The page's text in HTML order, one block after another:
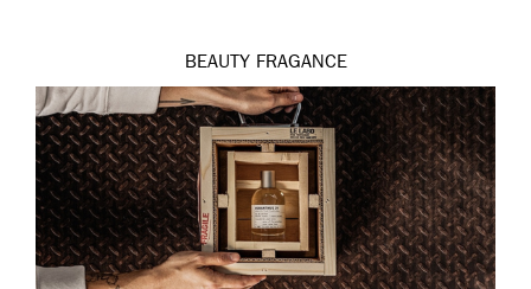
BEAUTY FRAGANCE